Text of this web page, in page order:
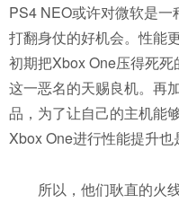
PS4 NEO或许对微软是
打翻身仗的好机会。性能
初期把Xbox One压得死
这一恶名的天赐良机。再
品，为了让自己的主机能
Xbox One进行性能提升也
所以，他们耿直的火